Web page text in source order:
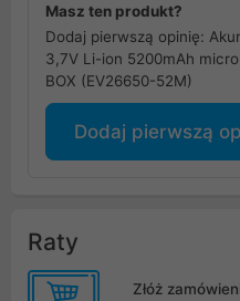
Masz ten produkt?
Dodaj pierwszą opinię:
3,7V Li-ion 5200mAh
BOX (EV26650-52M)
Dodaj pierwszą
Raty
Złóż